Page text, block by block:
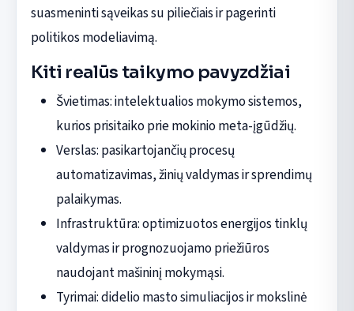
suasmeninti sąveikas su piliečiais ir pagerinti
politikos modeliavimą.
Kiti realūs taikymo pavyzdžiai
Švietimas: intelektualios mokymo sistemos,
kurios prisitaiko prie mokinio meta-įgūdžių.
Verslas: pasikartojančių procesų
automatizavimas, žinių valdymas ir sprendimų
palaikymas.
Infrastruktūra: optimizuotos energijos tinklų
valdymas ir prognozuojamo priežiūros
naudojant mašininį mokymąsi.
Tyrimai: didelio masto simuliacijos ir mokslinė